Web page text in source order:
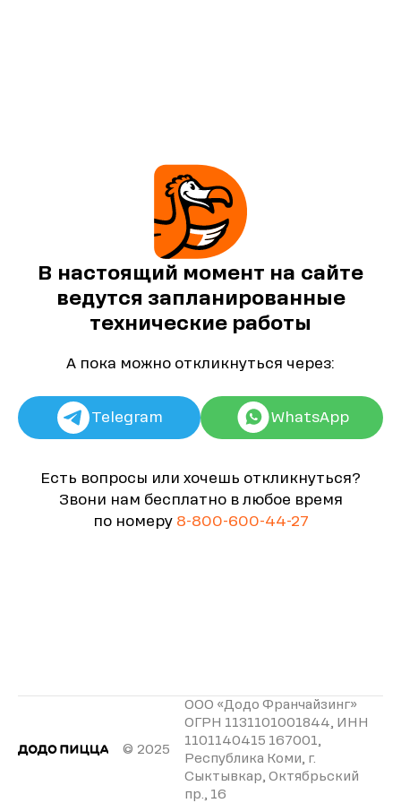
В настоящий момент на сайте
ведутся запланированные
технические работы
А пока можно откликнуться через:
Telegram WhatsApp
Есть вопросы или хочешь откликнуться?
Звони нам бесплатно в любое время
по номеру 8-800-600-44-27
© 2025
ООО «Додо Франчайзинг»
ОГРН 1131101001844, ИНН
1101140415 167001,
Республика Коми, г.
Сыктывкар, Октябрьский
пр., 16